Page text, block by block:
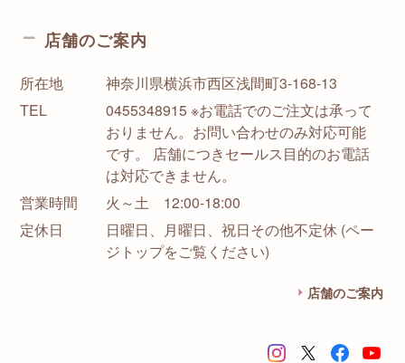
店舗のご案内
所在地
神奈川県横浜市西区浅間町3-168-13
TEL
0455348915 ※お電話でのご注文は承って
おりません。お問い合わせのみ対応可能
です。 店舗につきセールス目的のお電話
は対応できません。
営業時間
火～土 12:00-18:00
定休日
日曜日、月曜日、祝日その他不定休 (ペー
ジトップをご覧ください)
店舗のご案内